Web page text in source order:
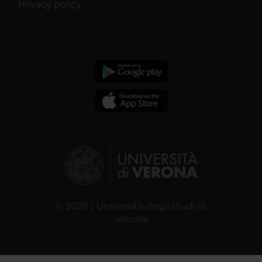
Privacy policy
© 2026 | Università degli studi di
Verona